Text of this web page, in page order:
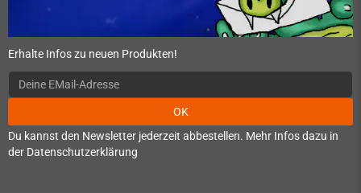
Erhalte Infos zu neuen Produkten!
OK
Du kannst den Newsletter jederzeit abbestellen. Mehr Infos dazu in
der Datenschutzerklärung